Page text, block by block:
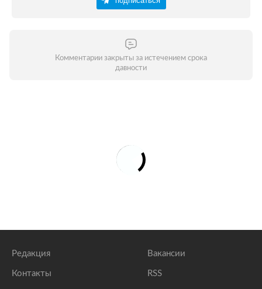
Комментарии закрыты за истечением срока
давности
Редакция
Контакты
Вакансии
RSS